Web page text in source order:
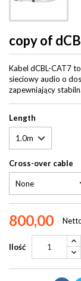
copy of
Kabel dCBL-CAT7
sieciowy audio o
zapewniający
Length
Cross-over cable
800,00
Ilość